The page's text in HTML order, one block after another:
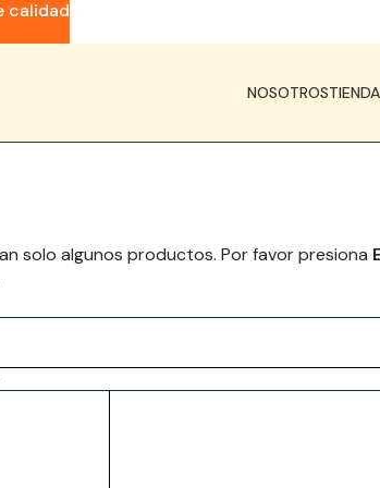
NOSOTROSTIENDA
solo algunos productos. Por favor presiona
calidad